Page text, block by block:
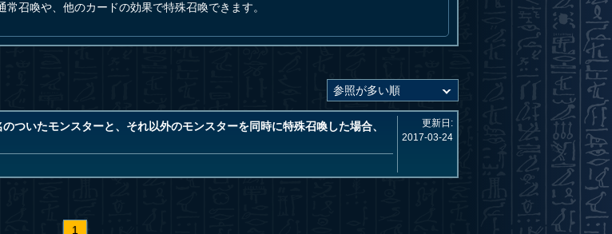
召喚や、他のカードの効果で特殊召喚できます。
ついたモンスターと、それ以外のモンスターを同時に特殊召喚した場合、
更新日:
2017-03-24
1